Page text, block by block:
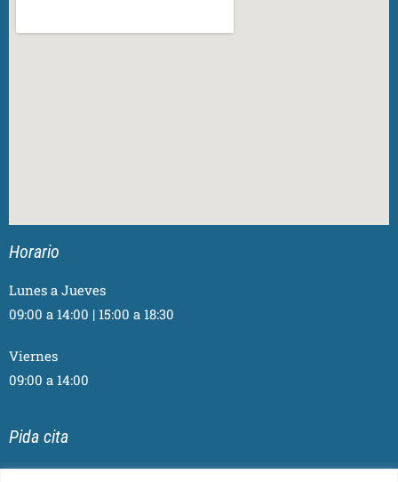
Horario
Lunes a Jueves
09:00 a 14:00 | 15:00 a 18:30
Viernes
09:00 a 14:00
Pida cita